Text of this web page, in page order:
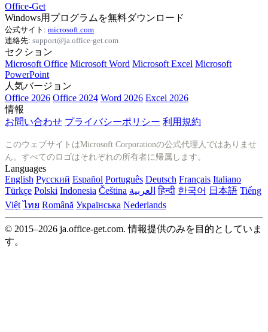
Office-Get
Windows用プログラムを無料ダウンロード
公式サイト: microsoft.com
連絡先: support@ja.office-get.com
セクション
Microsoft Office Microsoft Word Microsoft Excel Microsoft
PowerPoint
人気バージョン
Office 2026 Office 2024 Word 2026 Excel 2026
情報
お問い合わせ プライバシーポリシー 利用規約
このウェブサイトはMicrosoft Corporationの公式代理人ではありませ
ん。すべてのロゴはそれぞれの所有者に帰属します。
Languages
English Русский Español Português Deutsch Français Italiano
Türkçe Polski Indonesia Čeština العربية हिन्दी 한국어 日本語 Tiếng
Việt ไทย Română Українська Nederlands
© 2015–2026 ja.office-get.com. 情報提供のみを目的としていま
す。